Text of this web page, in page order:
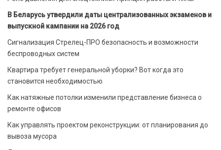
В Беларусь утвердили даты централизованных экзаменов и
выпускной кампании на 2026 год
Сигнализация Стрелец-ПРО безопасность и возможности
беспроводных систем
Квартира требует генеральной уборки? Вот когда это
становится необходимостью
Как натяжные потолки изменили представление бизнеса о
ремонте офисов
Как управлять проектом реконструкции: от планирования до
вывоза мусора